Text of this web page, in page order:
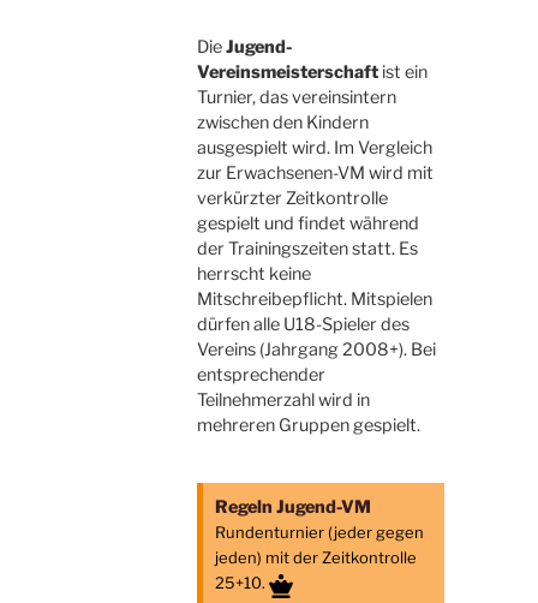
DieJugend-
Vereinsmeisterschaft ist ein
Turnier, das vereinsintern
zwischen den Kindern
ausgespielt wird. Im Vergleich
zur Erwachsenen-VM wird mit
verkürzter Zeitkontrolle
gespielt und findet während
der Trainingszeiten statt. Es
herrscht keine
Mitschreibepflicht. Mitspielen
dürfen alle U18-Spieler des
Vereins (Jahrgang 2008+). Bei
entsprechender
Teilnehmerzahl wird in
mehreren Gruppen gespielt.
Regeln Jugend-VM
Rundenturnier (jeder gegen
jeden) mit der Zeitkontrolle
25+10.